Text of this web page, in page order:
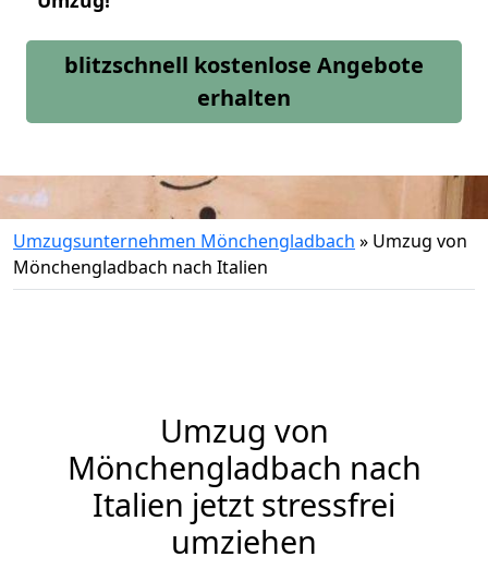
blitzschnell kostenlose Angebote
erhalten
Umzugsunternehmen Mönchengladbach » Umzug von
Mönchengladbach nach Italien
Umzug von
Mönchengladbach nach
Italien jetzt stressfrei
umziehen